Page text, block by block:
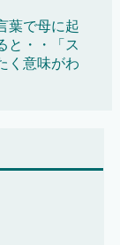
葉で母に起
と・・「ス
く意味がわ